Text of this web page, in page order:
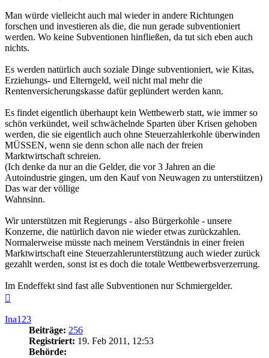
Man würde vielleicht auch mal wieder in andere Richtungen
forschen und investieren als die, die nun gerade subventioniert
werden. Wo keine Subventionen hinfließen, da tut sich eben auch
nichts.
Es werden natürlich auch soziale Dinge subventioniert, wie Kitas,
Erziehungs- und Elterngeld, weil nicht mal mehr die
Rentenversicherungskasse dafür geplündert werden kann.
Es findet eigentlich überhaupt kein Wettbewerb statt, wie immer so
schön verkündet, weil schwächelnde Sparten über Krisen gehoben
werden, die sie eigentlich auch ohne Steuerzahlerkohle überwinden
MÜSSEN, wenn sie denn schon alle nach der freien
Marktwirtschaft schreien.
(Ich denke da nur an die Gelder, die vor 3 Jahren an die
Autoindustrie gingen, um den Kauf von Neuwagen zu unterstützen)
Das war der völlige
Wahnsinn.
Wir unterstützen mit Regierungs - also Bürgerkohle - unsere
Konzerne, die natürlich davon nie wieder etwas zurückzahlen.
Normalerweise müsste nach meinem Verständnis in einer freien
Marktwirtschaft eine Steuerzahlerunterstützung auch wieder zurück
gezahlt werden, sonst ist es doch die totale Wettbewerbsverzerrung.
Im Endeffekt sind fast alle Subventionen nur Schmiergelder.
Ina123
Beiträge: 256
Registriert: 19. Feb 2011, 12:53
Behörde: